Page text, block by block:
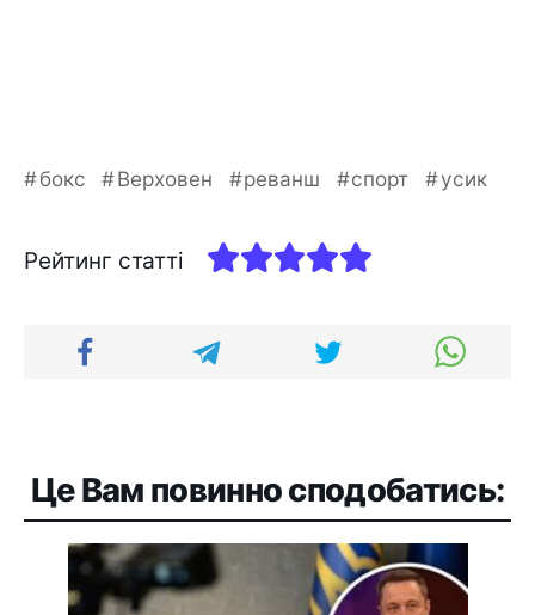
бокс Верховен реванш спорт усик
Рейтинг статті
Це Вам повинно сподобатись: